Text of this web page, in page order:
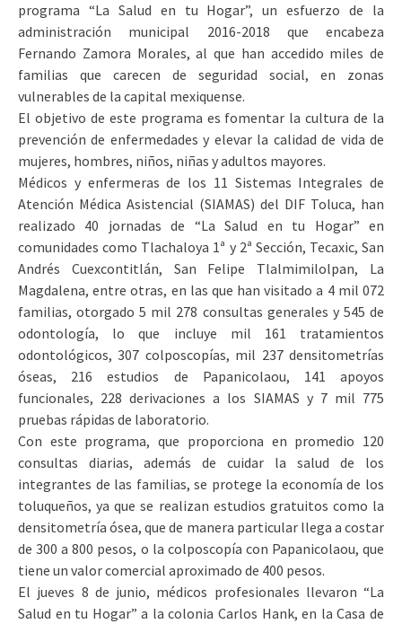
programa “La Salud en tu Hogar”, un esfuerzo de la
administración municipal 2016-2018 que encabeza
Fernando Zamora Morales, al que han accedido miles de
familias que carecen de seguridad social, en zonas
vulnerables de la capital mexiquense.
El objetivo de este programa es fomentar la cultura de la
prevención de enfermedades y elevar la calidad de vida de
mujeres, hombres, niños, niñas y adultos mayores.
Médicos y enfermeras de los 11 Sistemas Integrales de
Atención Médica Asistencial (SIAMAS) del DIF Toluca, han
realizado 40 jornadas de “La Salud en tu Hogar” en
comunidades como Tlachaloya 1ª y 2ª Sección, Tecaxic, San
Andrés Cuexcontitlán, San Felipe Tlalmimilolpan, La
Magdalena, entre otras, en las que han visitado a 4 mil 072
familias, otorgado 5 mil 278 consultas generales y 545 de
odontología, lo que incluye mil 161 tratamientos
odontológicos, 307 colposcopías, mil 237 densitometrías
óseas, 216 estudios de Papanicolaou, 141 apoyos
funcionales, 228 derivaciones a los SIAMAS y 7 mil 775
pruebas rápidas de laboratorio.
Con este programa, que proporciona en promedio 120
consultas diarias, además de cuidar la salud de los
integrantes de las familias, se protege la economía de los
toluqueños, ya que se realizan estudios gratuitos como la
densitometría ósea, que de manera particular llega a costar
de 300 a 800 pesos, o la colposcopía con Papanicolaou, que
tiene un valor comercial aproximado de 400 pesos.
El jueves 8 de junio, médicos profesionales llevaron “La
Salud en tu Hogar” a la colonia Carlos Hank, en la Casa de